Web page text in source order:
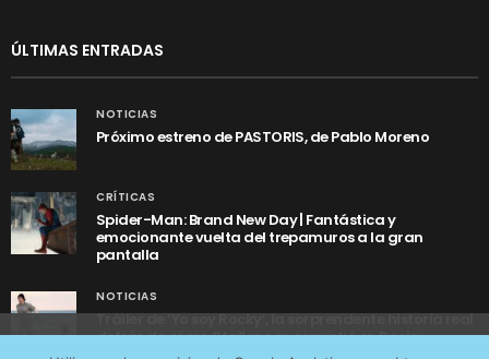
ÚLTIMAS ENTRADAS
NOTICIAS
Próximo estreno de PASTORIS, de Pablo Moreno
CRÍTICAS
Spider-Man: Brand New Day | Fantástica y
emocionante vuelta del trepamuros a la gran
pantalla
NOTICIAS
Tráiler de ‘Yo soy Rocky’, la sorprendente historia real
detrás de cómo Stallone se convirtió en Rocky